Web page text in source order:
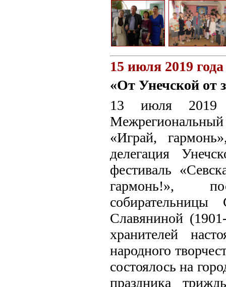
15 июля 2019 года
«От Унечской от
13 июля 2019
Межрегиональный
«Играй,
делегация
фестиваль
гармонь!»,
Славяниной
хранителей
народного
состоялось на
праздника